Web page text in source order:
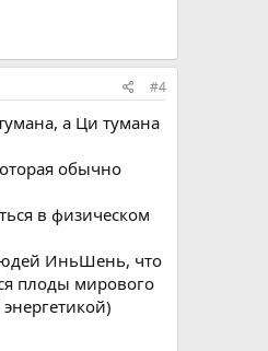
#4
а Ци тумана
обычно
в физическом
ИньШень, что
плоды мирового